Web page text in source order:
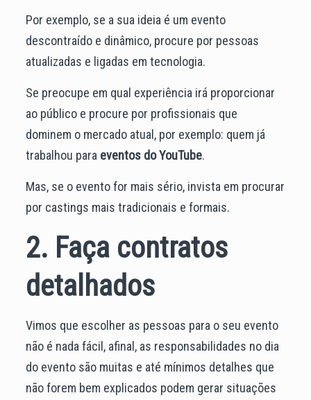
Por exemplo, se a sua ideia é um evento
descontraído e dinâmico, procure por pessoas
atualizadas e ligadas em tecnologia.
Se preocupe em qual experiência irá proporcionar
ao público e procure por profissionais que
dominem o mercado atual, por exemplo: quem já
trabalhou para eventos do YouTube.
Mas, se o evento for mais sério, invista em procurar
por castings mais tradicionais e formais.
2. Faça contratos
detalhados
Vimos que escolher as pessoas para o seu evento
não é nada fácil, afinal, as responsabilidades no dia
do evento são muitas e até mínimos detalhes que
não forem bem explicados podem gerar situações